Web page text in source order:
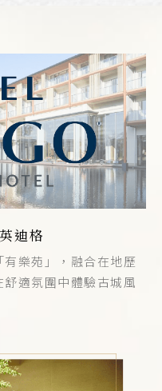
迪格
樂苑」，融合在地歷
適氛圍中體驗古城風